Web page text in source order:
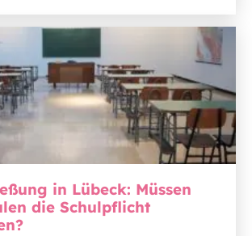
in Lübeck: Müssen
die Schulpflicht